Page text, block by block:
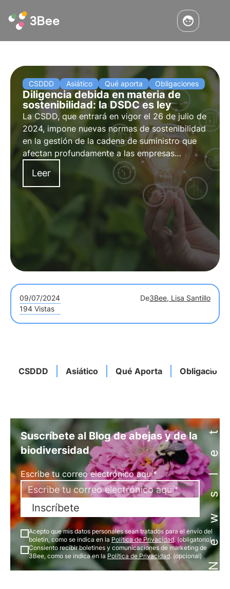
CSDDD Asiático Qué aporta Obligaciones
Diligencia debida en materia de
sostenibilidad: la DSDC es ley
La CSDD, que entrará en vigor el 26 de julio de
2024, impone nuevas normas de sostenibilidad
en la gestión de la cadena de suministro que
afectan profundamente a las empresas
europeas. Lea más en este artículo sobre qué
prevé la CSDD o Ley de la Cadena de
Suministro, sus obligaciones y ámbitos de
aplicación.
Leer
09/07/2024 De3Bee, Lisa Santillo
194 Vistas
CSDDD Asiático Qué Aporta Newsletter
Suscríbete al Blog de abejas y de la
biodiversidad
Escribe tu correo electrónico aquí*
Inscríbete
Acepto que mis datos personales sean tratados para el envío del
boletín, como se indica en la Política de Privacidad. (obligatorio)
Consiento recibir boletines y comunicaciones de marketing de
3Bee, como se indica en la Política de Privacidad. (opcional)